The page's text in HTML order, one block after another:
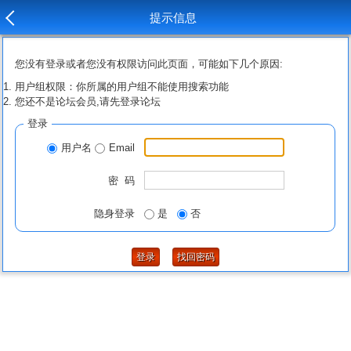
提示信息
您没有登录或者您没有权限访问此页面，可能如下几个原因:
用户组权限：你所属的用户组不能使用搜索功能
您还不是论坛会员,请先登录论坛
登录
用户名 Email
密 码
隐身登录 是 否